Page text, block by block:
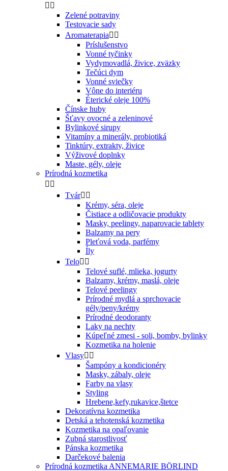
 
Zelené potraviny
Testovacie sady
Aromaterapia 
Príslušenstvo
Vonné tyčinky
Vydymovadlá, živice, zväzky
Tečúci dym
Vonné sviečky
Vône do interiéru
Éterické oleje 100%
Čínske huby
Šťavy ovocné a zeleninové
Bylinkové sirupy
Vitamíny a minerály, probiotiká
Tinktúry, extrakty, živice
Výživové doplnky
Maste, gély, oleje
Prírodná kozmetika
 
Tvár 
Krémy, séra, oleje
Čistiace a odličovacie produkty
Masky, peelingy, naparovacie tablety
Balzamy na pery
Pleťová voda, parfémy
Íly
Telo 
Telové suflé, mlieka, jogurty
Balzamy, krémy, maslá, oleje
Telové peelingy
Prírodné mydlá a sprchovacie
gély/peny/krémy
Prírodné deodoranty
Laky na nechty
Kúpeľné zmesi - soli, bomby, bylinky
Kozmetika na holenie
Vlasy 
Šampóny a kondicionéry
Masky, zábaly, oleje
Farby na vlasy
Styling
Hrebene,kefy,rukavice,štetce
Dekoratívna kozmetika
Detská a tehotenská kozmetika
Kozmetika na opaľovanie
Zubná starostlivosť
Pánska kozmetika
Darčekové balenia
Prírodná kozmetika ANNEMARIE BÖRLIND